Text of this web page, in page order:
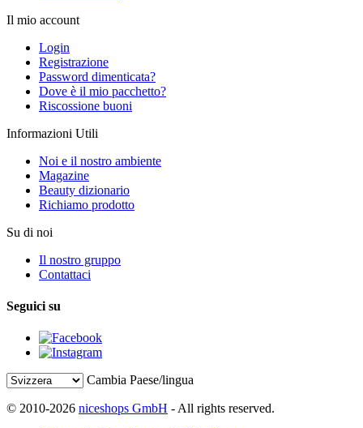
Il mio account
Login
Registrazione
Password dimenticata?
Dove è il mio pacchetto?
Riscossione buoni
Informazioni Utili
Noi e il nostro ambiente
Magazine
Beauty dizionario
Richiamo prodotto
Su di noi
Il nostro gruppo
Contattaci
Seguici su
Cambia Paese/lingua
© 2010-2026 niceshops GmbH - All rights reserved.